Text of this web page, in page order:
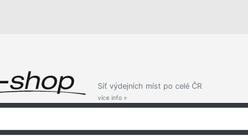
Síť výdejních míst po celé ČR
více info »